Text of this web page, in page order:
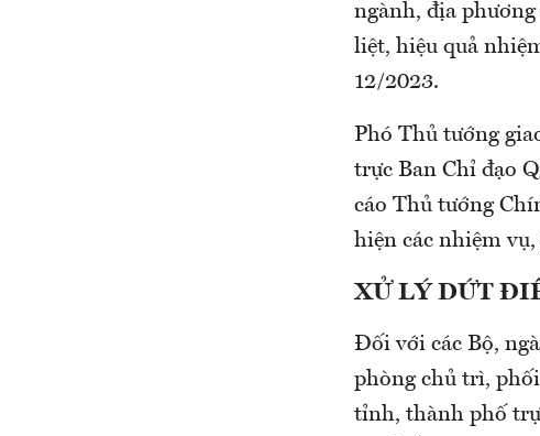
ngành, địa
liệt, hiệu quả
12/2023.
Phó Thủ tướng
trực Ban Chỉ đạo
cáo Thủ tướng
hiện các nhiệm
XỬ LÝ DỨT
Đối với các Bộ,
phòng chủ trì,
tỉnh, thành phố